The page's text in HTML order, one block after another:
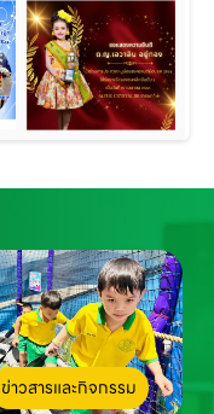
ข่าวสารและกิจกรรม